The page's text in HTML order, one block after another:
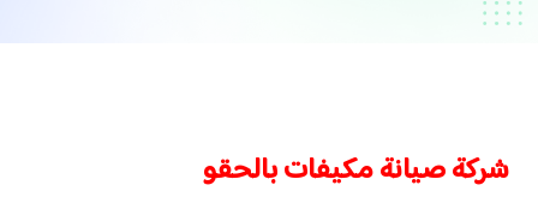
شركة صيانة مكيفات بالحقو